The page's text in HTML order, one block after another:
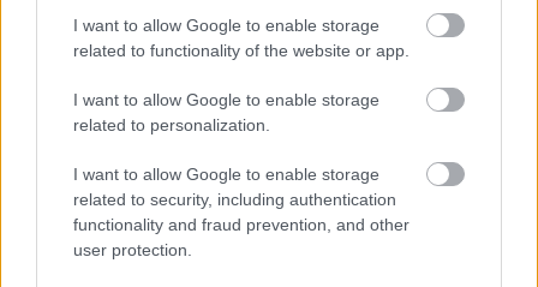
I want to allow Google to enable storage
related to functionality of the website or app.
I want to allow Google to enable storage
related to personalization.
I want to allow Google to enable storage
related to security, including authentication
functionality and fraud prevention, and other
user protection.